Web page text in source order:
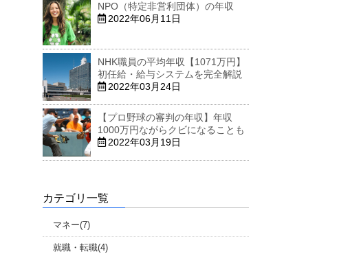
NPO（特定非営利団体）の年収
2022年06月11日
NHK職員の平均年収【1071万円】
初任給・給与システムを完全解説
2022年03月24日
【プロ野球の審判の年収】年収
1000万円ながらクビになることも
2022年03月19日
カテゴリ一覧
マネー(7)
就職・転職(4)